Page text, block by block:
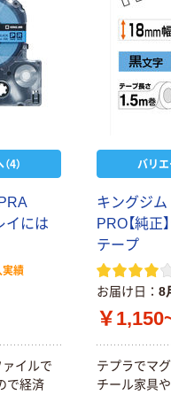
4）
イには
実績
ァイルで
で経済
バリエ
キングジ
PRO【純正
テープ
お届け日 8
￥
テプラでマ
チール家具